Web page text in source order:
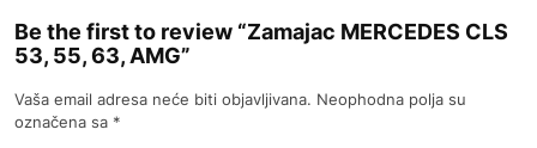
Be the first to review “Zamajac MERCEDES CLS
53, 55, 63, AMG”
Vaša email adresa neće biti objavljivana. Neophodna polja su
označena sa *